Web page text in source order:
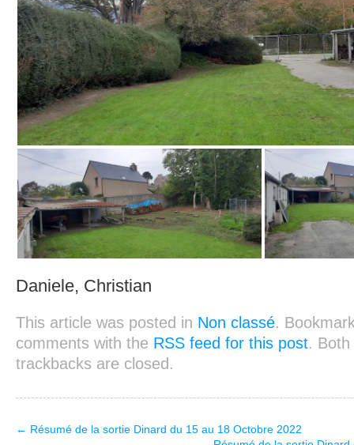
Daniele, Christian
This article was posted in Non classé.
comments with the RSS feed for this post. Both
trackbacks are closed.
← Résumé de la sortie Dinard du 15 au 18 Octobre 2022